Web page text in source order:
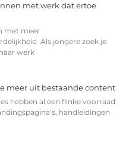
met werk dat ertoe
met meer
Als jongere zoek je
werk
meer uit bestaande content
hebben al een flinke voorraad
handleidingen